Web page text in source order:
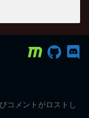
コメントがロストし